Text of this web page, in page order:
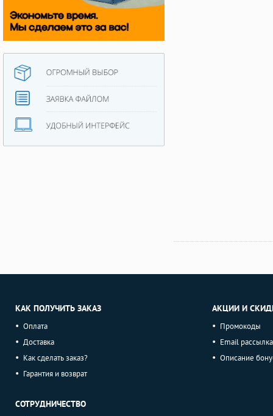
КАК ПОЛУЧИТЬ ЗАКАЗ
Оплата
Доставка
Как сделать заказ?
Гарантия и возврат
СОТРУДНИЧЕСТВО
АКЦИИ И
Промокоды
Email рассылка
Описание